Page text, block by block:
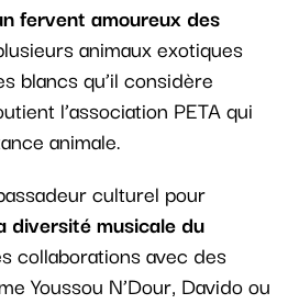
fervent amoureux des
animaux exotiques
blancs qu’il considère
l’association PETA qui
animale.
culturel pour
diversité musicale du
collaborations avec des
Youssou N’Dour, Davido ou